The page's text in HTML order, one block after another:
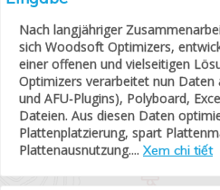
Nach langjähriger
sich Woodsoft Optimizers,
einer offenen und vielseitigen
Optimizers verarbeitet nun Daten
und AFU-Plugins), Polyboard,
Dateien. Aus diesen Daten
Plattenplatzierung, spart
Plattenausnutzung.... Xem chi tiết